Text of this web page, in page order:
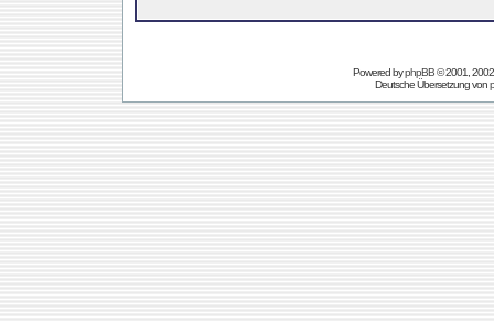
Powered byphpBB© 2001,
Deutsche Übersetzung von